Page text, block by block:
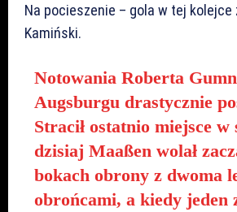
Na pocieszenie – gola w tej kolejce
Kamiński.
Notowania Roberta
Augsburgu drastycznie
Stracił ostatnio miejsce w
dzisiaj Maaßen wolał
bokach obrony z dwoma
obrońcami, a kiedy jeden